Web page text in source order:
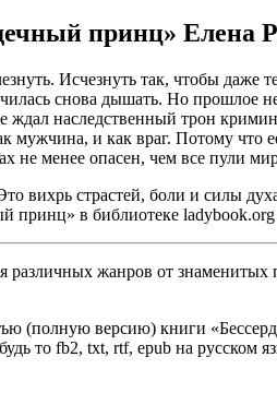
принц» Елена
Исчезнуть так, чтобы
снова дышать. Но прошлое
ждал наследственный трон
мужчина, и как враг. Потому
не менее опасен, чем все пули
страстей, боли и силы
принц» в библиотеке
жанров от знаменитых
(полную версию) книги
то fb2, txt, rtf, epub на